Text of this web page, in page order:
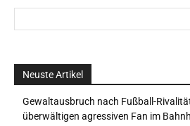
Neuste Artikel
Gewaltausbruch nach Fußball-
überwältigen agressiven Fan im